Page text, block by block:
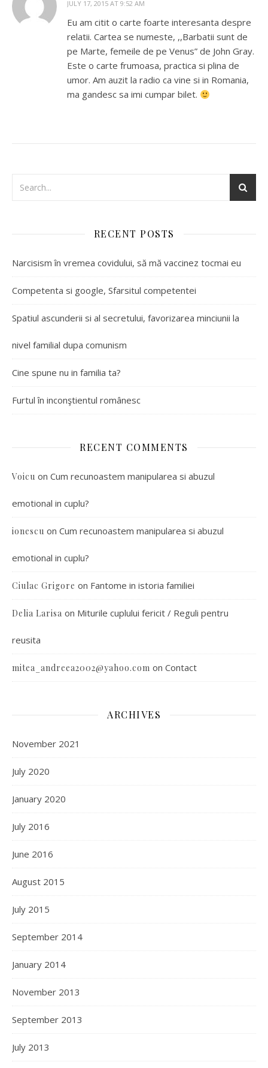
JULY 17, 2015 AT 9:52 AM
Eu am citit o carte foarte interesanta despre
relatii. Cartea se numeste, ,,Barbatii sunt de
pe Marte, femeile de pe Venus” de John Gray.
Este o carte frumoasa, practica si plina de
umor. Am auzit la radio ca vine si in Romania,
ma gandesc sa imi cumpar bilet.
RECENT POSTS
Narcisism în vremea covidului, să mă vaccinez tocmai eu
Competenta si google, Sfarsitul competentei
Spatiul ascunderii si al secretului, favorizarea minciunii la
nivel familial dupa comunism
Cine spune nu in familia ta?
Furtul în inconştientul românesc
RECENT COMMENTS
Voicu on Cum recunoastem manipularea si abuzul
emotional in cuplu?
ionescu on Cum recunoastem manipularea si abuzul
emotional in cuplu?
Ciulac Grigore on Fantome in istoria familiei
Delia Larisa on Miturile cuplului fericit / Reguli pentru
reusita
mitea_andreea2002@yahoo.com on Contact
ARCHIVES
November 2021
July 2020
January 2020
July 2016
June 2016
August 2015
July 2015
September 2014
January 2014
November 2013
September 2013
July 2013